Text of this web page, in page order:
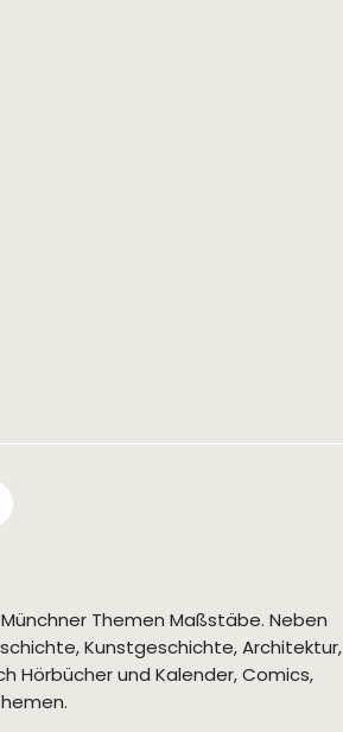
Themen Maßstäbe. Neben
Kunstgeschichte, Architektur,
Hörbücher und Kalender, Comics,